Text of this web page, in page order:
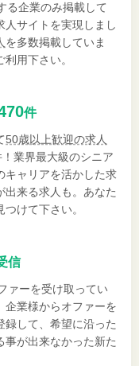
る企業のみ掲載して
人サイトを実現しまし
を多数掲載していま
用下さい。
件
50歳以上歓迎の求人
！業界最大級のシニア
キャリアを活かした求
出来る求人も。あなた
けて下さい。
信
ァーを受け取ってい
企業様からオファーを
録して、希望に沿った
事が出来なかった新た